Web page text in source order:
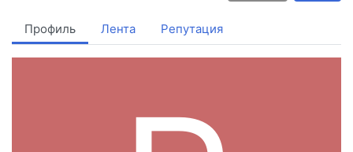
Профиль Лента Репутация